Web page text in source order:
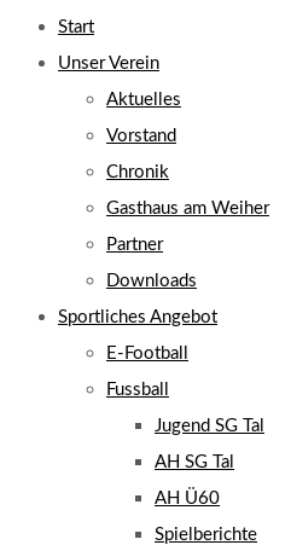
Start
Unser Verein
Aktuelles
Vorstand
Chronik
Gasthaus am Weiher
Partner
Downloads
Sportliches Angebot
E-Football
Fussball
Jugend SG Tal
AH SG Tal
AH Ü60
Spielberichte